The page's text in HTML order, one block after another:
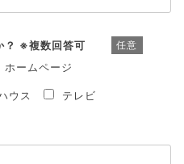
？ ※複数回答可 任意
ホームページ
ウス テレビ